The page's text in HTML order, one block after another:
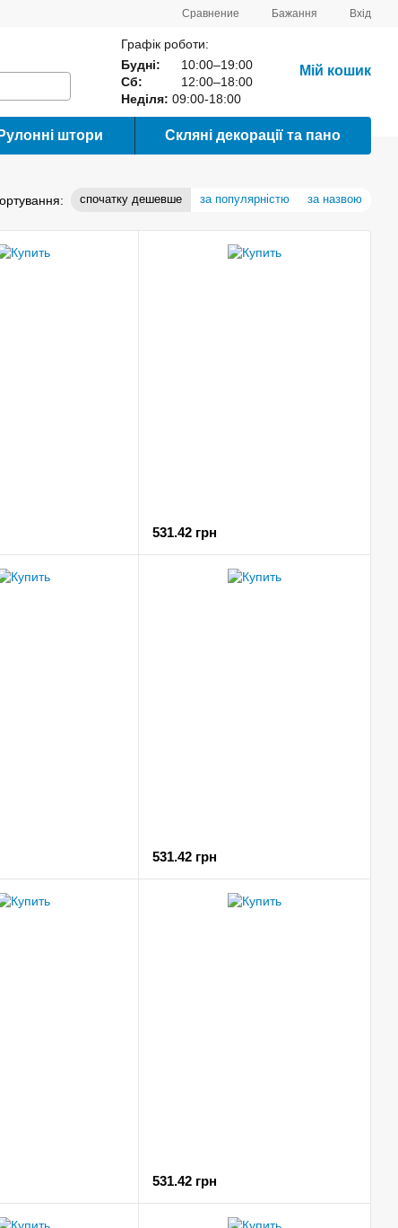
Сравнение Бажання Вхід
Графік роботи:
Будні:
10:00–19:00
Сб:
12:00–18:00
Неділя: 09:00-18:00
Мій кошик
Рулонні штори Скляні декорації та пано
спочатку дешевше за популярністю за назвою
531.42 грн
531.42 грн
531.42 грн